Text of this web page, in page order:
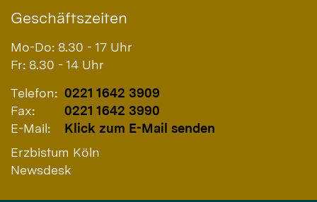
Geschäftszeiten
Mo-Do: 8.30 - 17 Uhr
Fr: 8.30 - 14 Uhr
Telefon: 0221 1642 3909
Fax:
0221 1642 3990
E-Mail:
Klick zum E-Mail senden
Erzbistum Köln
Newsdesk